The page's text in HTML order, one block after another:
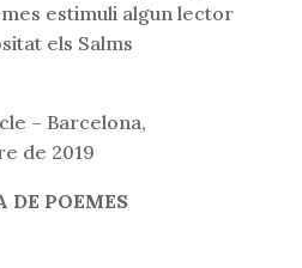
estimuli algun lector
els Salms
– Barcelona,
de 2019
DE POEMES